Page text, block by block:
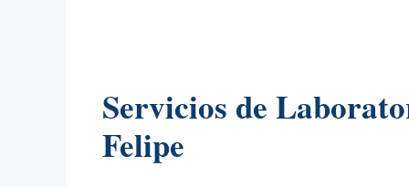
Servicios de
Felipe